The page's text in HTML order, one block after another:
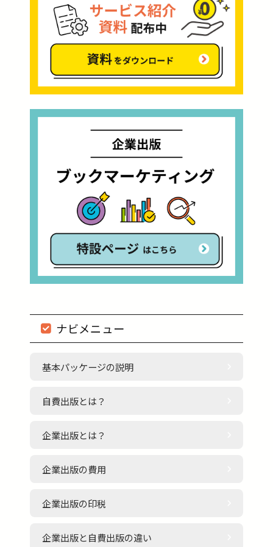
ナビメニュー
基本パッケージの説明
自費出版とは？
企業出版とは？
企業出版の費用
企業出版の印税
企業出版と自費出版の違い